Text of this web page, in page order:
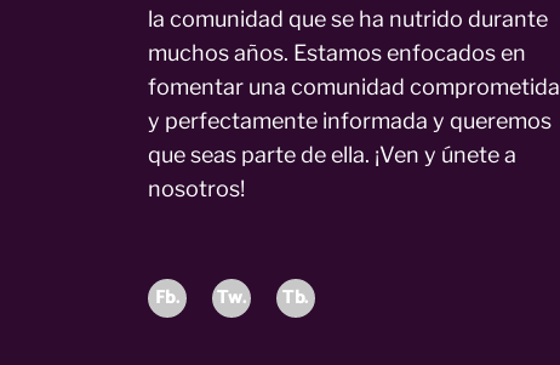
la comunidad que se ha nutrido durante
muchos años. Estamos enfocados en
fomentar una comunidad comprometida
y perfectamente informada y queremos
que seas parte de ella. ¡Ven y únete a
nosotros!
Fb. Tw. Tb.